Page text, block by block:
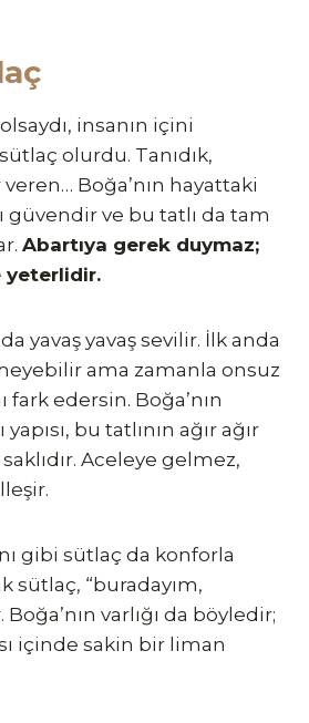
insanın içini
olurdu. Tanıdık,
Boğa’nın hayattaki
güvendir ve bu tatlı da tam
Abartıya gerek duymaz;
yeterlidir.
yavaş yavaş sevilir. İlk anda
ama zamanla onsuz
fark edersin. Boğa’nın
yapısı, bu tatlının ağır ağır
Aceleye gelmez,
gibi sütlaç da konforla
sütlaç, “buradayım,
varlığı da böyledir;
içinde sakin bir liman